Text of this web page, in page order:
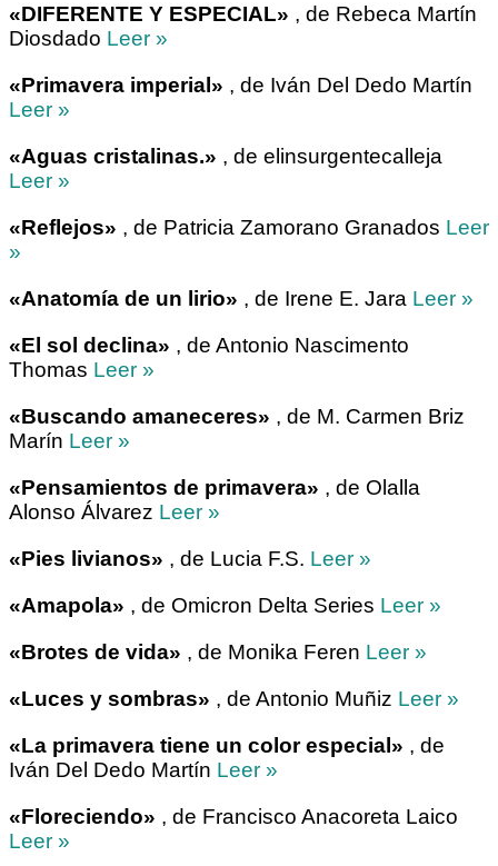
«DIFERENTE Y ESPECIAL» , de Rebeca Martín
Diosdado Leer »
«Primavera imperial» , de Iván Del Dedo Martín
Leer »
«Aguas cristalinas.» , de elinsurgentecalleja
Leer »
«Reflejos» , de Patricia Zamorano Granados Leer
»
«Anatomía de un lirio» , de Irene E. Jara Leer »
«El sol declina» , de Antonio Nascimento
Thomas Leer »
«Buscando amaneceres» , de M. Carmen Briz
Marín Leer »
«Pensamientos de primavera» , de Olalla
Alonso Álvarez Leer »
«Pies livianos» , de Lucia F.S. Leer »
«Amapola» , de Omicron Delta Series Leer »
«Brotes de vida» , de Monika Feren Leer »
«Luces y sombras» , de Antonio Muñiz Leer »
«La primavera tiene un color especial» , de
Iván Del Dedo Martín Leer »
«Floreciendo» , de Francisco Anacoreta Laico
Leer »